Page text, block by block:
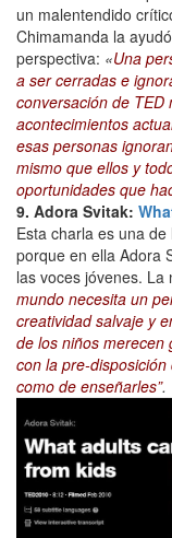
un malentendido
Chimamanda la
perspectiva: «Una
a ser cerradas e
conversación de
acontecimientos
esas personas
mismo que ellos y
oportunidades que
9. Adora Svitak:
Esta charla es una
porque en ella Adora
las voces jóvenes. La
mundo necesita un
creatividad salvaje y
de los niños merecen
con la pre-
como de enseñarles”.